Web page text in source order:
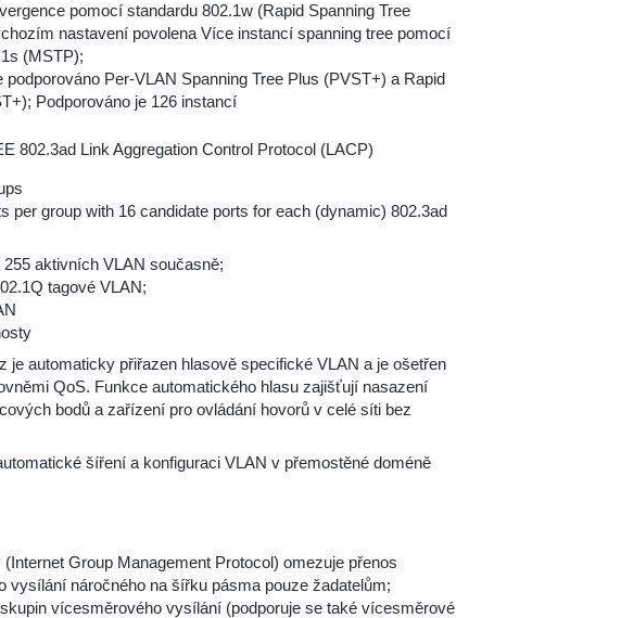
pomocí standardu 802.1w (Rapid Spanning Tree
nastavení povolena Více instancí spanning tree pomocí
(MSTP);
podporováno Per-VLAN Spanning Tree Plus (PVST+) a Rapid
Podporováno je 126 instancí
802.3ad Link Aggregation Control Protocol (LACP)
per group with 16 candidate ports for each (dynamic) 802.3ad
255 aktivních VLAN současně;
tagové VLAN;
je automaticky přiřazen hlasově specifické VLAN a je ošetřen
QoS. Funkce automatického hlasu zajišťují nasazení
bodů a zařízení pro ovládání hovorů v celé síti bez
šíření a konfiguraci VLAN v přemostěné doméně
Group Management Protocol) omezuje přenos
vysílání náročného na šířku pásma pouze žadatelům;
vícesměrového vysílání (podporuje se také vícesměrové